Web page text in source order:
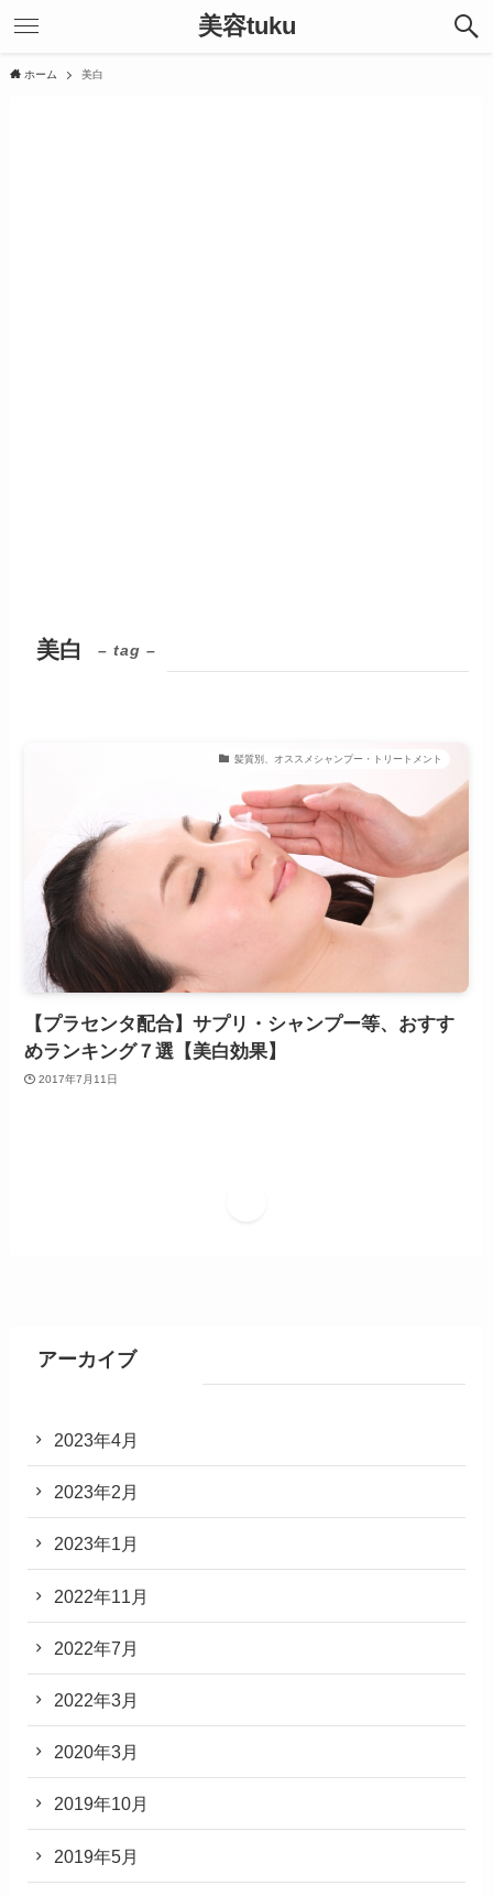
美容tuku
ホーム 美白
美白 – tag –
髪質別、オススメシャンプー・トリートメント
【プラセンタ配合】サプリ・シャンプー等、おすす
めランキング７選【美白効果】
2017年7月11日
アーカイブ
2023年4月
2023年2月
2023年1月
2022年11月
2022年7月
2022年3月
2020年3月
2019年10月
2019年5月